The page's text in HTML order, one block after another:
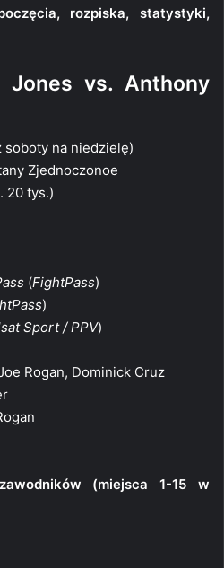
rozpiska, statystyki,
Jones vs. Anthony
soboty na niedzielę)
Zjednoczonoe
20 tys.)
(FightPass)
)
Sport / PPV)
Rogan, Dominick Cruz
(miejsca 1-15 w